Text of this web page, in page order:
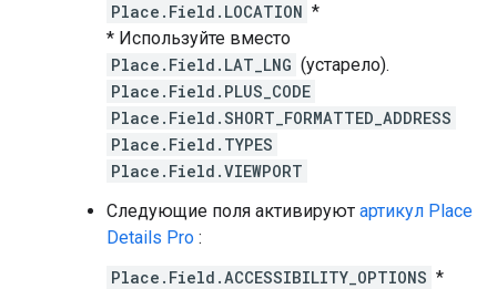
Place.Field.LOCATION *
* Используйте вместо
Place.Field.LAT_LNG (устарело).
Place.Field.PLUS_CODE
Place.Field.SHORT_FORMATTED_ADDRESS
Place.Field.TYPES
Place.Field.VIEWPORT
Следующие поля активируют артикул Place
Details Pro :
Place.Field.ACCESSIBILITY_OPTIONS *